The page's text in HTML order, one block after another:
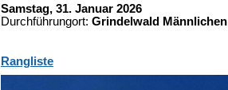
Samstag, 31. Januar 2026
Durchführungort: Grindelwald Männlichen
Rangliste